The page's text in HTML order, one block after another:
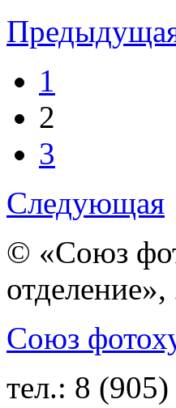
1
2
3
Следующая
© «Союз
Союз
тел.: 8